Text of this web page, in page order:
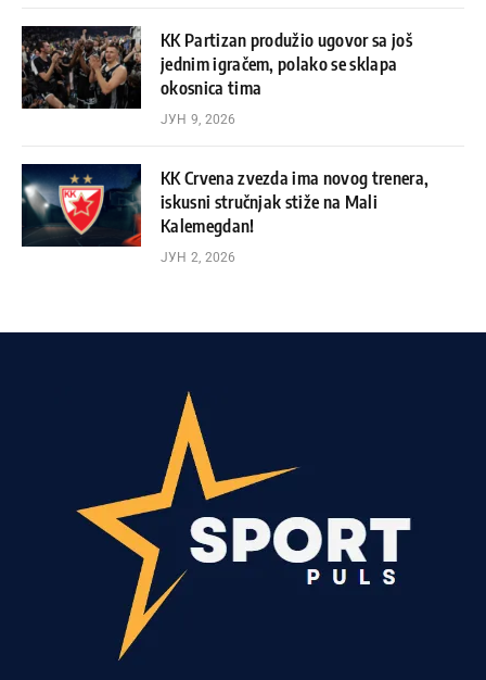
KK Partizan produžio ugovor sa još
jednim igračem, polako se sklapa
okosnica tima
ЈУН 9, 2026
KK Crvena zvezda ima novog trenera,
iskusni stručnjak stiže na Mali
Kalemegdan!
ЈУН 2, 2026